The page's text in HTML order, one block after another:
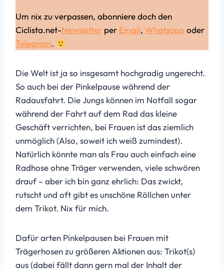
Um nix zu verpassen, abonniere doch den
Ciclista.net-Newsletterper Email, Whatsappoder
Telegram.
Die Welt ist ja so insgesamt hochgradig ungerecht.
So auch bei der Pinkelpause während der
Radausfahrt. Die Jungs können im Notfall sogar
während der Fahrt auf dem Rad das kleine
Geschäft verrichten, bei Frauen ist das ziemlich
unmöglich (Also, soweit ich weiß zumindest).
Natürlich könnte man als Frau auch einfach eine
Radhose ohne Träger verwenden, viele schwören
drauf – aber ich bin ganz ehrlich: Das zwickt,
rutscht und oft gibt es unschöne Röllchen unter
dem Trikot. Nix für mich.
Dafür arten Pinkelpausen bei Frauen mit
Trägerhosen zu größeren Aktionen aus: Trikot(s)
aus (dabei fällt dann gern mal der Inhalt der